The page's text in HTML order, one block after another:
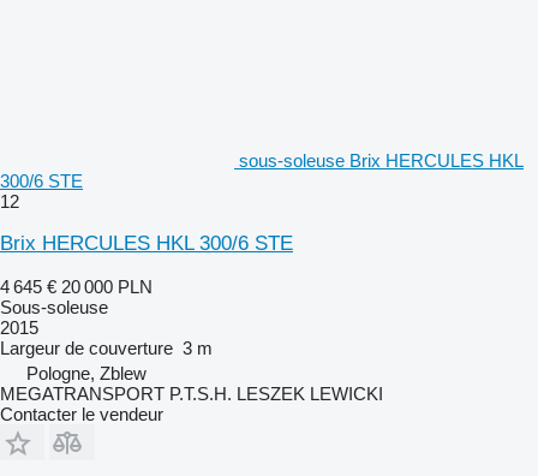
sous-soleuse Brix HERCULES HKL
300/6 STE
12
Brix HERCULES HKL 300/6 STE
4 645 € 20 000 PLN
Sous-soleuse
2015
Largeur de couverture 3 m
Pologne, Zblew
MEGATRANSPORT P.T.S.H. LESZEK LEWICKI
Contacter le vendeur